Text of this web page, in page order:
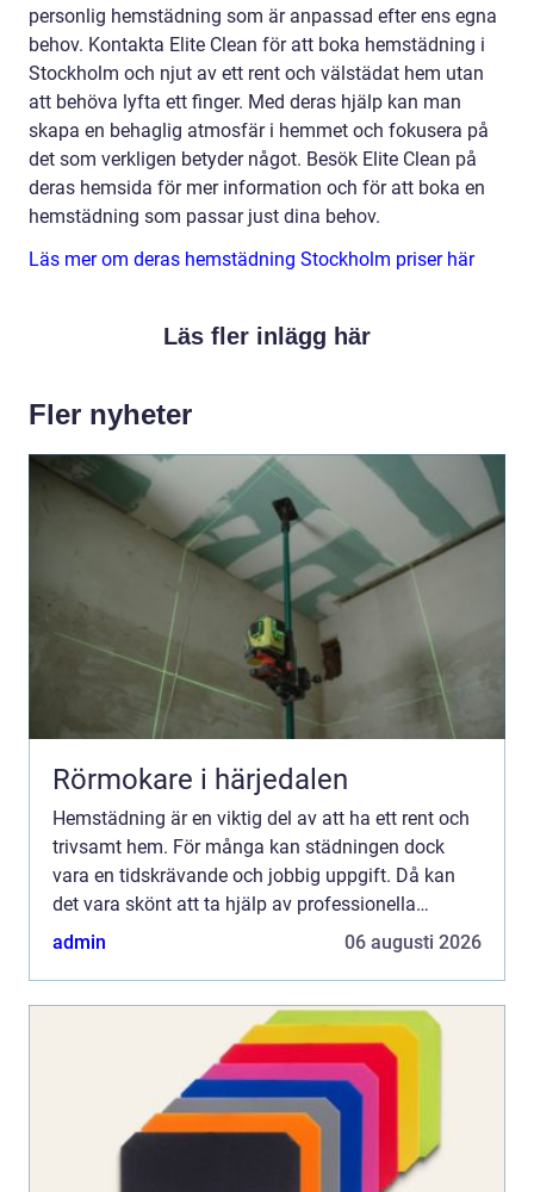
personlig hemstädning som är anpassad efter ens egna
behov. Kontakta Elite Clean för att boka hemstädning i
Stockholm och njut av ett rent och välstädat hem utan
att behöva lyfta ett finger. Med deras hjälp kan man
skapa en behaglig atmosfär i hemmet och fokusera på
det som verkligen betyder något. Besök Elite Clean på
deras hemsida för mer information och för att boka en
hemstädning som passar just dina behov.
Läs mer om deras hemstädning Stockholm priser här
Läs fler inlägg här
Fler nyheter
Rörmokare i härjedalen
Hemstädning är en viktig del av att ha ett rent och
trivsamt hem. För många kan städningen dock
vara en tidskrävande och jobbig uppgift. Då kan
det vara skönt att ta hjälp av professionella
städfirm...
admin 06 augusti 2026